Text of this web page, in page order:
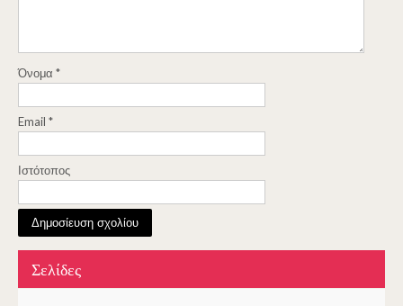
Όνομα *
Email *
Ιστότοπος
Σελίδες